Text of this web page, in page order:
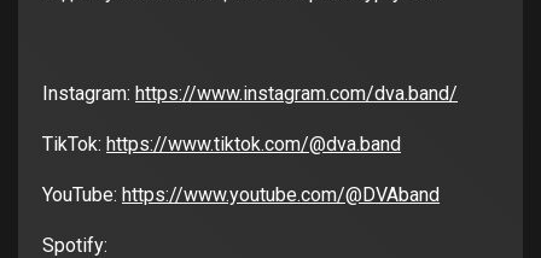
Instagram: https://www.instagram.com/dva.band/
TikTok: https://www.tiktok.com/@dva.band
YouTube: https://www.youtube.com/@DVAband
Spotify: